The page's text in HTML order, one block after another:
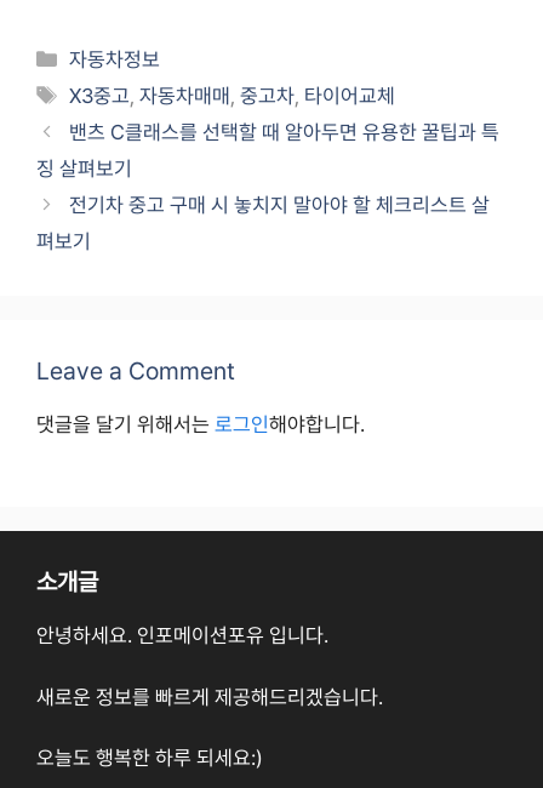
Categories
자동차정보
Tags
X3중고 ,자동차매매 ,중고차 타이어교체
밴츠 C클래스를 선택할 때 알아두면 유용한 꿀팁과 특
징 살펴보기
전기차 중고 구매 시 놓치지 말아야 할 체크리스트 살
펴보기
Leave a Comment
댓글을 달기 위해서는 로그인해야합니다.
소개글
안녕하세요. 인포메이션포유 입니다.
새로운 정보를 빠르게 제공해드리겠습니다.
오늘도 행복한 하루 되세요:)